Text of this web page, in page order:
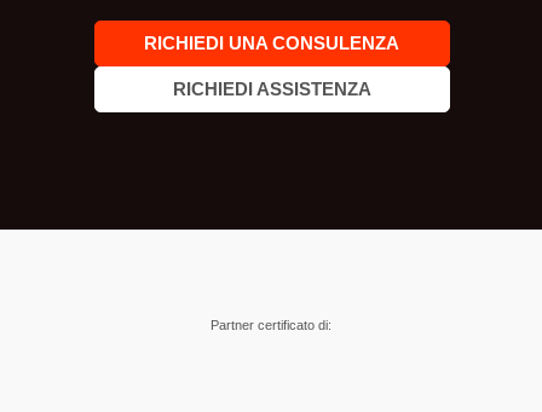
RICHIEDI UNA CONSULENZA
RICHIEDI ASSISTENZA
Partner certificato di: